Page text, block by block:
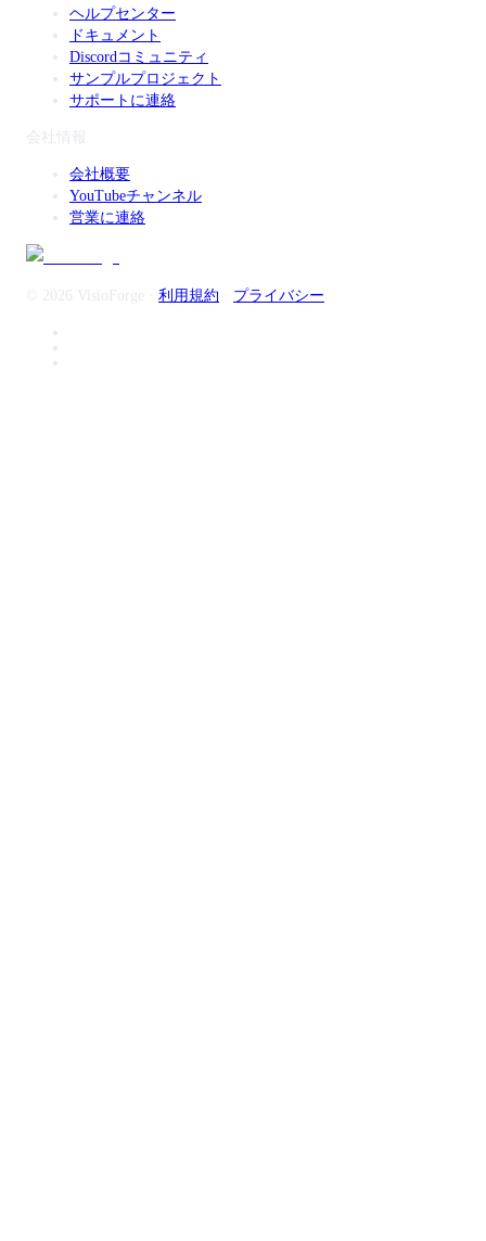
ヘルプセンター
ドキュメント
Discordコミュニティ
サンプルプロジェクト
サポートに連絡
会社情報
会社概要
YouTubeチャンネル
営業に連絡
© 2026 VisioForge 利用規約 プライバシー